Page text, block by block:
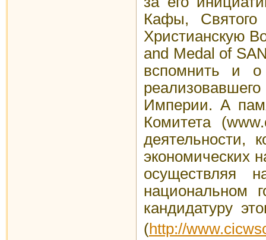
Кафы,
Христианскую
and Medal of
вспомнить и о
Империи. А
Комитета
деятельности,
экономических
осуществляя
национальном
кандидатуру
(http://